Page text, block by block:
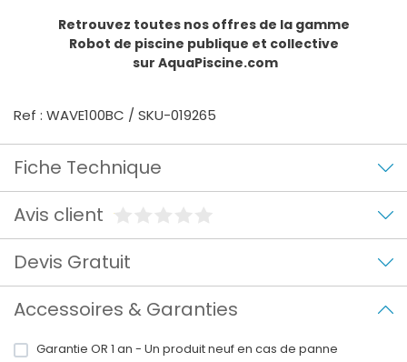
Retrouvez toutes nos offres de la gamme
Robot de piscine publique et collective
sur AquaPiscine.com
Ref : WAVE100BC / SKU-019265
Fiche Technique
Avis client
Devis Gratuit
Accessoires & Garanties
Garantie OR 1 an - Un produit neuf en cas de panne